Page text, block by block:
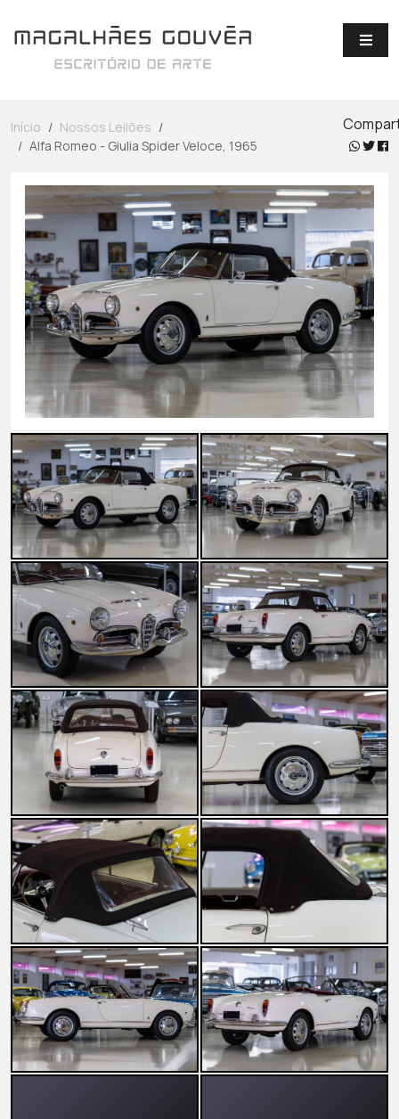
Início
Nossos Leilões
Alfa Romeo - Giulia Spider Veloce, 1965